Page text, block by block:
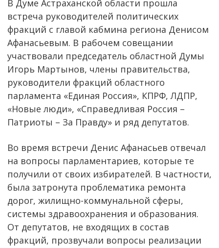
В Думе Астраханской области прошла
встреча руководителей политических
фракций с главой кабмина региона Денисом
Афанасьевым. В рабочем совещании
участвовали председатель областной Думы
Игорь Мартынов, члены правительства,
руководители фракций областного
парламента «Единая Россия», КПРФ, ЛДПР,
«Новые люди», «Справедливая Россия –
Патриоты – За Правду» и ряд депутатов.
Во время встречи Денис Афанасьев отвечал
на вопросы парламентариев, которые те
получили от своих избирателей. В частности,
была затронута проблематика ремонта
дорог, жилищно-коммунальной сферы,
системы здравоохранения и образования.
От депутатов, не входящих в состав
фракций, прозвучали вопросы реализации